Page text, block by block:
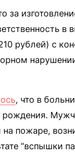
за
рублей) с
, что в
рождения.
на пожаре,
“вспышки